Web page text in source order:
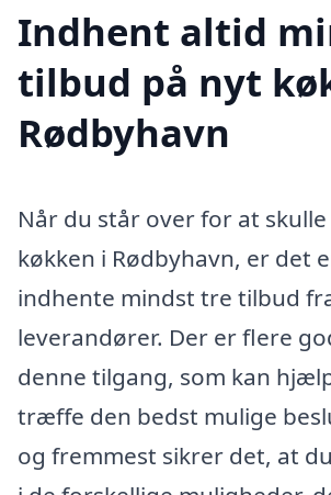
Indhent altid
tilbud på nyt
Rødbyhavn
Når du står over for at
køkken i Rødbyhavn, er det
indhente mindst tre tilbud
leverandører. Der er flere
denne tilgang, som kan
træffe den bedst mulige
og fremmest sikrer det, at